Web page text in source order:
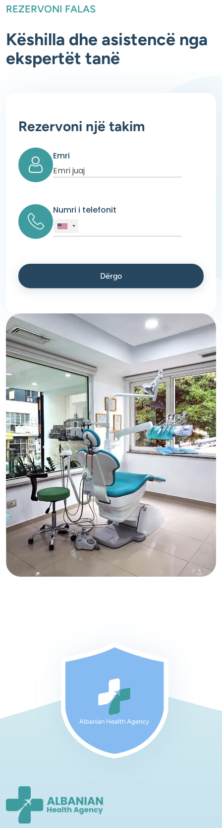
REZERVONI FALAS
Këshilla dhe asistencë nga
ekspertët tanë
Rezervoni një takim
Emri
Numri i telefonit
Albanian Health Agency